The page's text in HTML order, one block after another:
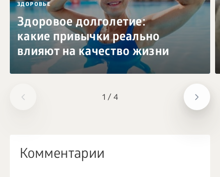
1 / 4
ЗДОРОВЬЕ
Здоровое долголетие:
какие привычки реально
влияют на качество жизни
Комментарии